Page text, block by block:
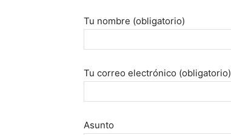
Tu nombre (obligatorio)
Tu correo electrónico (obligatorio)
Asunto